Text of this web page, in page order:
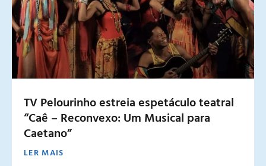
TV Pelourinho estreia espetáculo teatral
“Caê – Reconvexo: Um Musical para
Caetano”
LER MAIS